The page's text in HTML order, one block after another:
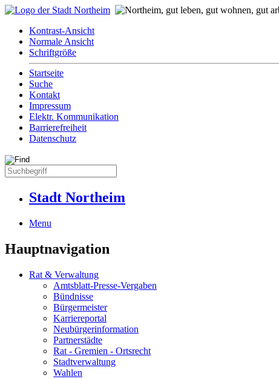
Kontrast-Ansicht
Normale Ansicht
Schriftgröße
Startseite
Suche
Kontakt
Impressum
Elektr. Kommunikation
Barrierefreiheit
Datenschutz
Stadt Northeim
Menu
Hauptnavigation
Rat & Verwaltung
Amtsblatt-Presse-Vergaben
Bündnisse
Bürgermeister
Karriereportal
Neubürgerinformation
Partnerstädte
Rat - Gremien - Ortsrecht
Stadtverwaltung
Wahlen